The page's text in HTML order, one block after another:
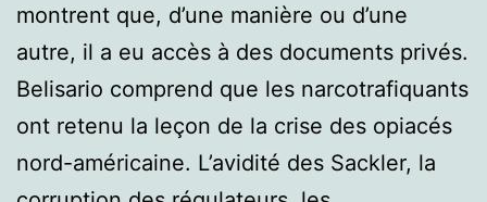
montrent que, d’une manière ou d’une
autre, il a eu accès à des documents privés.
Belisario comprend que les narcotrafiquants
ont retenu la leçon de la crise des opiacés
nord-américaine. L’avidité des Sackler, la